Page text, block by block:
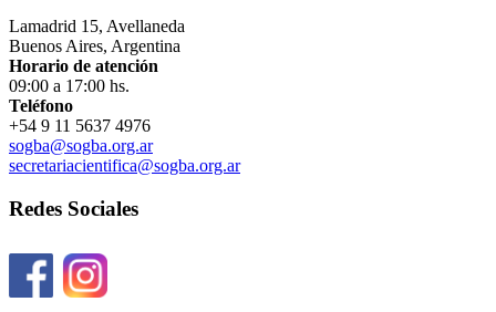
Lamadrid 15, Avellaneda
Buenos Aires, Argentina
Horario de atención
09:00 a 17:00 hs.
Teléfono
+54 9 11 5637 4976
sogba@sogba.org.ar
secretariacientifica@sogba.org.ar
Redes Sociales